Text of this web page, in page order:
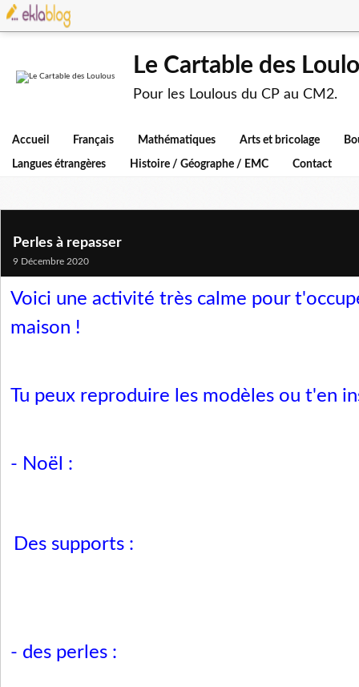
Le Cartable des
Pour les Loulous du CP au CM2.
Accueil Français Mathématiques Arts et bricolage
Langues étrangères Histoire / Géographe / EMC Contact
Perles à repasser
9 Décembre 2020
Voici une activité très calme pour
maison !
Tu peux reproduire les modèles ou t'en
- Noël :
Des supports :
- des perles :